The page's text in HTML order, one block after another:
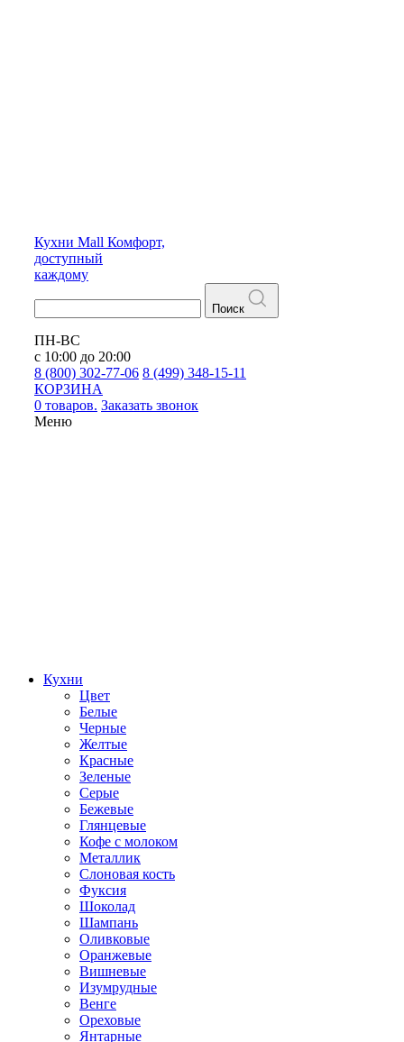
Кухни Mall Комфорт,
доступный
каждому
Поиск
ПН-ВС
с 10:00 до 20:00
8 (800) 302-77-06 8 (499) 348-15-11
КОРЗИНА
0 товаров. Заказать звонок
Меню
Кухни
Цвет
Белые
Черные
Желтые
Красные
Зеленые
Серые
Бежевые
Глянцевые
Кофе с молоком
Металлик
Слоновая кость
Фуксия
Шоколад
Шампань
Оливковые
Оранжевые
Вишневые
Изумрудные
Венге
Ореховые
Янтарные